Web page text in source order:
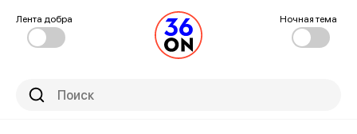
Лента добра Ночная тема